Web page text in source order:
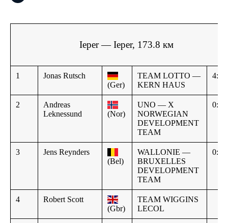
Ieper — Ieper, 173.8 км
1
Jonas Rutsch
(Ger)
TEAM LOTTO —
KERN HAUS
2
Andreas
Leknessund
(Nor)
UNO — X
NORWEGIAN
DEVELOPMENT
TEAM
3
Jens Reynders
(Bel)
WALLONIE —
BRUXELLES
DEVELOPMENT
TEAM
4
Robert Scott
(Gbr)
TEAM WIGGINS
LECOL